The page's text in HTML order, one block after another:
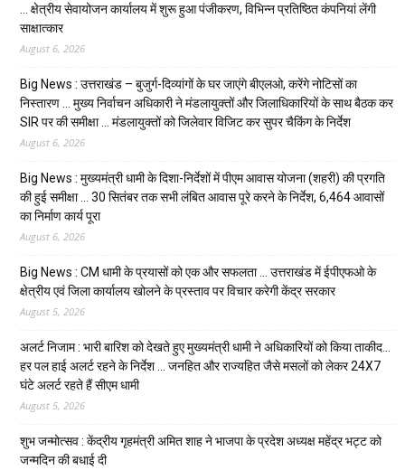
… क्षेत्रीय सेवायोजन कार्यालय में शुरू हुआ पंजीकरण, विभिन्न प्रतिष्ठित कंपनियां लेंगी
साक्षात्कार
August 6, 2026
Big News : उत्तराखंड – बुजुर्ग-दिव्यांगों के घर जाएंगे बीएलओ, करेंगे नोटिसों का
निस्तारण … मुख्य निर्वाचन अधिकारी ने मंडलायुक्तों और जिलाधिकारियों के साथ बैठक कर
SIR पर की समीक्षा … मंडलायुक्तों को जिलेवार विजिट कर सुपर चैकिंग के निर्देश
August 6, 2026
Big News : मुख्यमंत्री धामी के दिशा-निर्देशों में पीएम आवास योजना (शहरी) की प्रगति
की हुई समीक्षा … 30 सितंबर तक सभी लंबित आवास पूरे करने के निर्देश, 6,464 आवासों
का निर्माण कार्य पूरा
August 6, 2026
Big News : CM धामी के प्रयासों को एक और सफलता … उत्तराखंड में ईपीएफओ के
क्षेत्रीय एवं जिला कार्यालय खोलने के प्रस्ताव पर विचार करेगी केंद्र सरकार
August 5, 2026
अलर्ट निजाम : भारी बारिश को देखते हुए मुख्यमंत्री धामी ने अधिकारियों को किया ताकीद…
हर पल हाई अलर्ट रहने के निर्देश … जनहित और राज्यहित जैसे मसलों को लेकर 24X7
घंटे अलर्ट रहते हैं सीएम धामी
August 5, 2026
शुभ जन्मोत्सव : केंद्रीय गृहमंत्री अमित शाह ने भाजपा के प्रदेश अध्यक्ष महेंद्र भट्ट को
जन्मदिन की बधाई दी